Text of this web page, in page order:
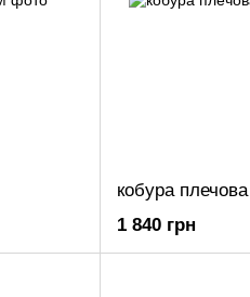
кобура
1 840 грн